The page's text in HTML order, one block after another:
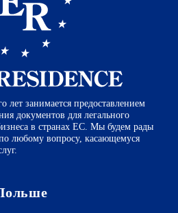
занимается предоставлением
документов для легального
в странах ЕС. Мы будем рады
любому вопросу, касающемуся